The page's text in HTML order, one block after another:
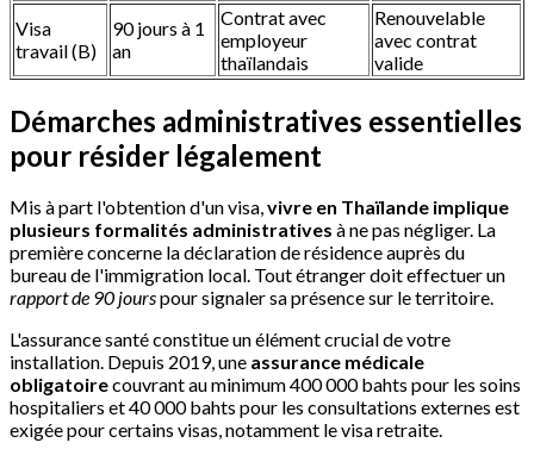
Visa
travail (B)
90 jours à 1
an
Contrat avec
employeur
thaïlandais
Renouvelable
avec contrat
valide
Démarches administratives essentielles
pour résider légalement
Mis à part l'obtention d'un visa,vivre en Thaïlande implique
plusieurs formalités administratives à ne pas négliger. La
première concerne la déclaration de résidence auprès du
bureau de l'immigration local. Tout étranger doit effectuer un
rapport de 90 jourspour signaler sa présence sur le territoire.
L'assurance santé constitue un élément crucial de votre
installation. Depuis 2019, une assurance médicale
obligatoirecouvrant au minimum 400 000 bahts pour les soins
hospitaliers et 40 000 bahts pour les consultations externes est
exigée pour certains visas, notamment le visa retraite.